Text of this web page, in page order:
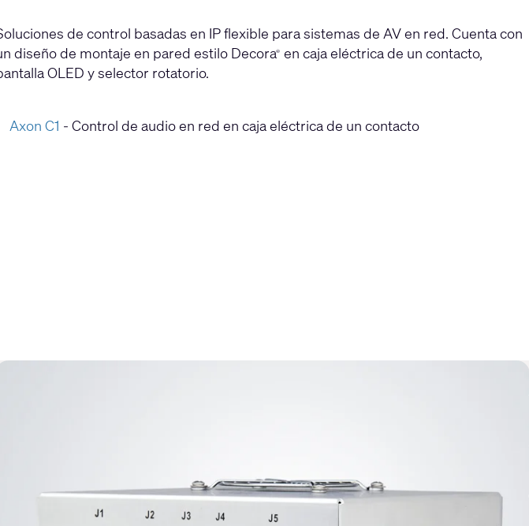
de control basadas en IP flexible para sistemas de AV en red. Cuenta con
diseño de montaje en pared estilo Decora® en caja eléctrica de un contacto,
OLED y selector rotatorio.
Axon C1 - Control de audio en red en caja eléctrica de un contacto